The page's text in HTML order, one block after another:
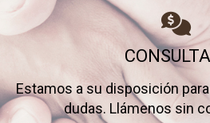
Estamos a su disposición
dudas. Llámenos sin